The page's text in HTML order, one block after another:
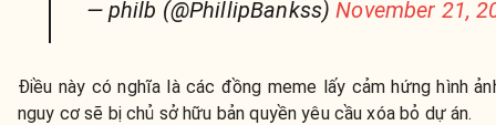
— philb (@PhillipBankss)November 21,
Điều này có nghĩa là các đồng meme lấy cảm hứng hình
nguy cơ sẽ bị chủ sở hữu bản quyền yêu cầu xóa bỏ dự án.